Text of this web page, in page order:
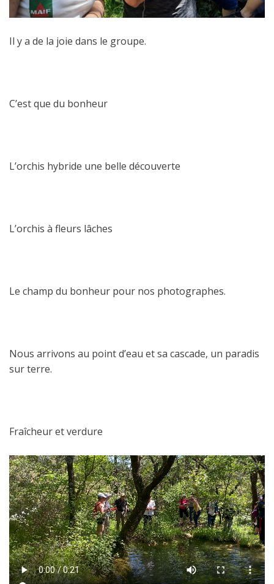
Il y a de la joie dans le groupe.
C’est que du bonheur
L’orchis hybride une belle découverte
L’orchis à fleurs lâches
Le champ du bonheur pour nos photographes.
Nous arrivons au point d’eau et sa cascade, un paradis
sur terre.
Fraîcheur et verdure